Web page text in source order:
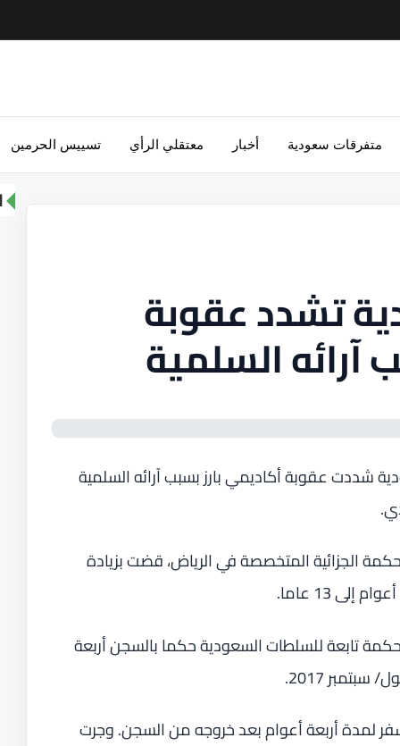
متفرقات سعودية أخبار معتقلي الرأي تسييس الحرمين
تشدد عقوبة
آرائه السلمية
عقوبة أكاديمي بارز بسبب آرائه السلمية
الجزائية المتخصصة في الرياض، قضت بزيادة
13 عاما.
تابعة للسلطات السعودية حكما بالسجن أربعة
2017.
لمدة أربعة أعوام بعد خروجه من السجن. وجرت